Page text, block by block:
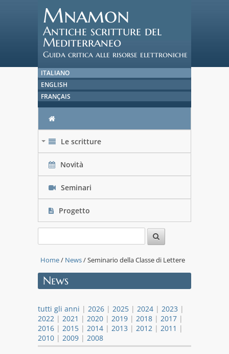
Mnamon
Antiche scritture del
Mediterraneo
Guida critica alle risorse elettroniche
ITALIANO
ENGLISH
FRANÇAIS
Le scritture
Novità
Seminari
Progetto
Home/ News/ Seminario della Classe di Lettere
News
tutti gli anni | 2026 | 2025 | 2024 | 2023 |
2022 | 2021 | 2020 | 2019 | 2018 | 2017 |
2016 | 2015 | 2014 | 2013 | 2012 | 2011 |
2010 | 2009 | 2008